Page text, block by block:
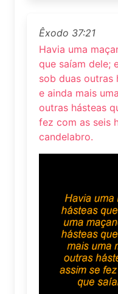
Êxodo 37:21
Havia uma
que saíam dele;
sob duas outras
e ainda mais
outras hásteas
fez com as seis
candelabro.